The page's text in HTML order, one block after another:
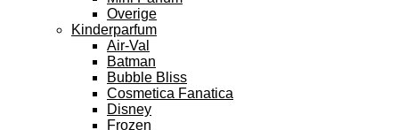
Overige
Kinderparfum
Air-Val
Batman
Bubble Bliss
Cosmetica Fanatica
Disney
Frozen